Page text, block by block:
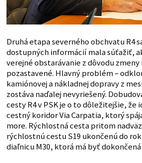
Druhá etapa severného obchvatu R4
dostupných informácií mala súťažiť,
verejné obstarávanie z dôvodu
pozastavené. Hlavný problém –
kamiónovej a nákladnej dopravy z
zostáva naďalej nevyriešený.
cesty R4 v PSK je o to dôležitejšie, že
cestný koridor Via Carpatia, ktorý
more. Rýchlostná cesta pritom
rýchlostnú cestu S19 ukončenú do
diaľnicu M30, ktorá má byť